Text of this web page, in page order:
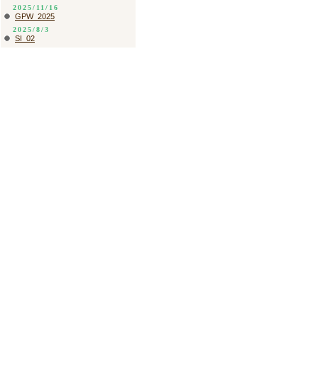
2025/11/16
GPW_2025
2025/8/3
SI_02